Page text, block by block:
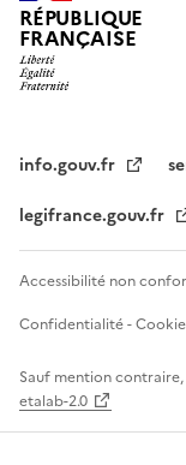
RÉPUBLIQUE
FRANÇAISE
info.gouv.fr
legifrance.gouv.fr
Accessibilité non
Confidentialité -
Sauf mention
etalab-2.0